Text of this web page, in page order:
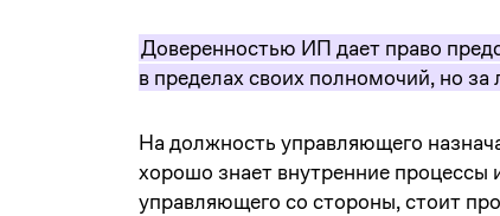
Доверенностью ИП дает право
в пределах своих полномочий, но
На должность управляющего
хорошо знает внутренние процессы
управляющего со стороны, стоит